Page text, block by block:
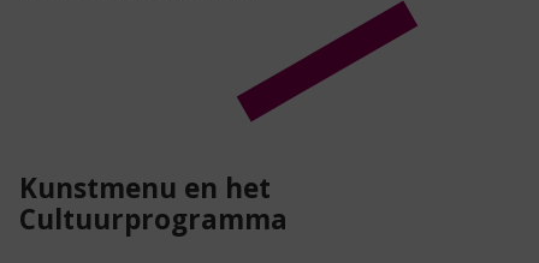
Kunstmenu en het
Cultuurprogramma